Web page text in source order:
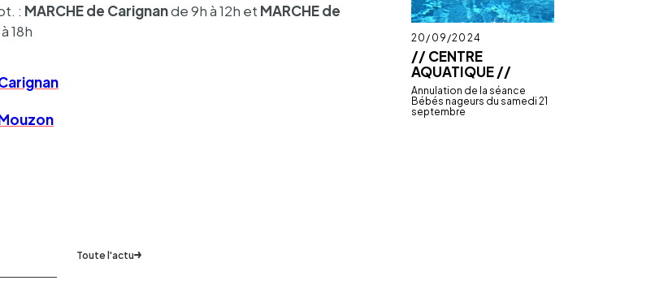
: MARCHE de Cari­gnande 9h à 12h et MARCHE de
18h
Toute l'actu
// CENTRE
AQUATIQUE //
Publié
20/09/2024
Annu­la­tion de la séance
Bébés nageurs du samedi 21
septembre